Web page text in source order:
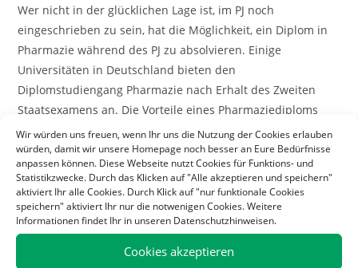
Wir würden uns freuen, wenn Ihr uns die Nutzung der Cookies erlauben
würden, damit wir unsere Homepage noch besser an Eure Bedürfnisse
anpassen können. Diese Webseite nutzt Cookies für Funktions- und
Statistikzwecke. Durch das Klicken auf "Alle akzeptieren und speichern"
aktiviert Ihr alle Cookies. Durch Klick auf "nur funktionale Cookies
speichern" aktiviert Ihr nur die notwenigen Cookies. Weitere
Informationen findet Ihr in unseren Datenschutzhinweisen.
Cookies akzeptieren
Wer nicht in der glücklichen Lage ist, im PJ noch
eingeschrieben zu sein, hat die Möglichkeit, ein Diplom in
Pharmazie während des PJ zu absolvieren. Einige
Universitäten in Deutschland bieten den
Diplomstudiengang Pharmazie nach Erhalt des Zweiten
Staatsexamens an. Die Vorteile eines Pharmaziediploms
während des Auslands-PJ sind zum einen die Bearbeitung
eines Forschungsprojekts und damit die Eignung für
bestimmte Stipendienangebote, zum anderen die
Immatrikulation an einer Universität, was die Auswahl der
Stipendienmöglichkeiten erweitert.
Hier erfahrt ihr mehr zur Diplomarbeit während des PJ.